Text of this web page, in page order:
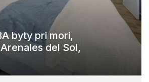
byty pri mori,
del Sol,